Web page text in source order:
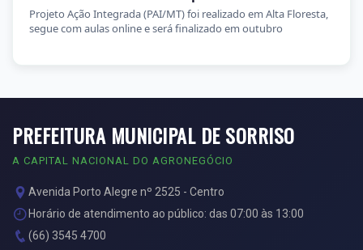
Projeto Ação Integrada (PAI/MT) foi realizado em Alta Floresta,
segue com aulas online e será finalizado em outubro
PREFEITURA MUNICIPAL DE SORRISO
A CAPITAL NACIONAL DO AGRONEGÓCIO
Avenida Porto Alegre nº 2525 - Centro
Horário de atendimento ao público: das 07:00 às 13:00
(66) 3545 4700